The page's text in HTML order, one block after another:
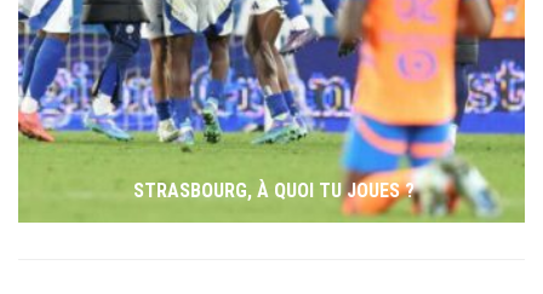
STRASBOURG, À QUOI TU JOUES ?